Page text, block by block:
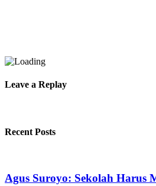
Leave a Replay
Recent Posts
Agus Suroyo: Sekolah Harus